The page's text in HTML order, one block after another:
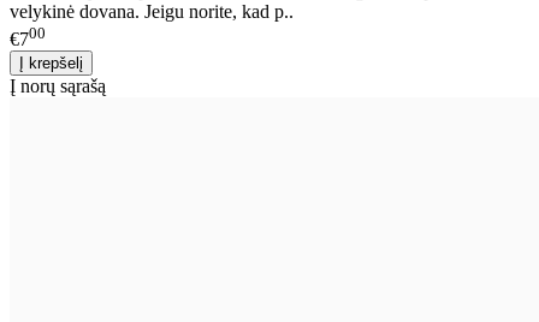
velykinė dovana. Jeigu norite, kad p..
€700
Į norų sąrašą